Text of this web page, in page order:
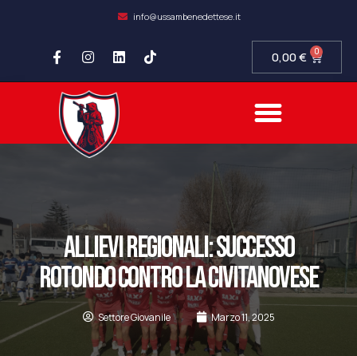
info@ussambenedettese.it
0,00€ 0
ALLIEVI REGIONALI: SUCCESSO
ROTONDO CONTRO LA CIVITANOVESE
Settore Giovanile Marzo 11, 2025